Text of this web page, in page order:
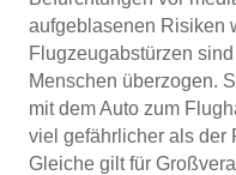
aufgeblasenen Risiken
Flugzeugabstürzen
Menschen überzogen.
mit dem Auto zum
viel gefährlicher als der
Gleiche gilt für